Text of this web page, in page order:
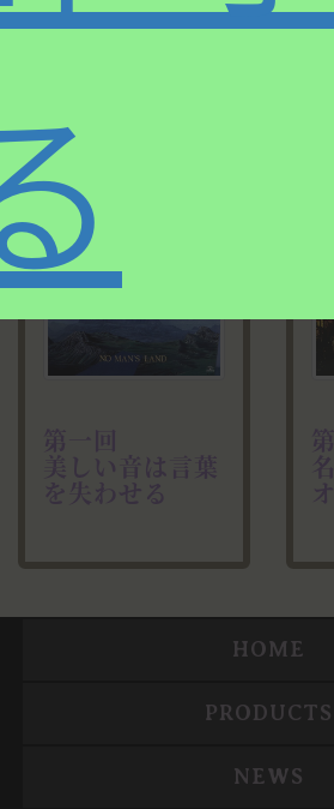
HOME
PRODUCTS
NEWS